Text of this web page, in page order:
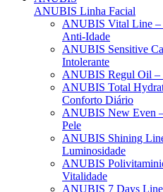
ANUBIS Linha Facial
ANUBIS Vital Line –
Anti-Idade
ANUBIS Sensitive
Intolerante
ANUBIS Regul Oil –
ANUBIS Total
Conforto Diário
ANUBIS New Even
Pele
ANUBIS Shining
Luminosidade
ANUBIS
Vitalidade
ANUBIS 7 Days Line